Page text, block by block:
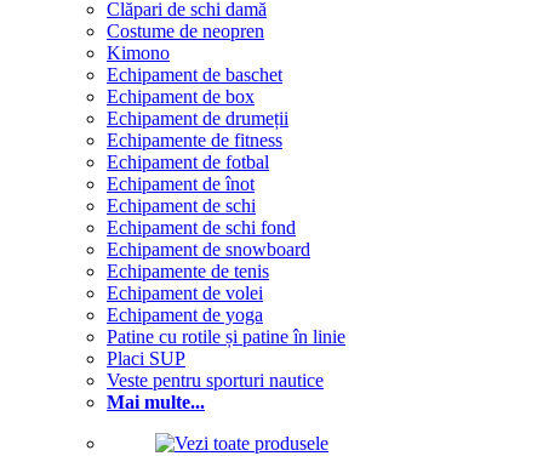
Clăpari de schi damă
Costume de neopren
Kimono
Echipament de baschet
Echipament de box
Echipament de drumeții
Echipamente de fitness
Echipament de fotbal
Echipament de înot
Echipament de schi
Echipament de schi fond
Echipament de snowboard
Echipamente de tenis
Echipament de volei
Echipament de yoga
Patine cu rotile și patine în linie
Placi SUP
Veste pentru sporturi nautice
Mai multe...